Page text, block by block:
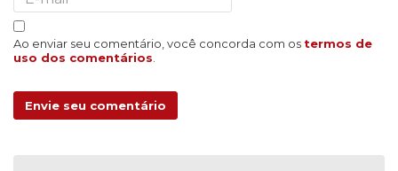
Ao enviar seu comentário, você concorda com os termos de
uso dos comentários
Envie seu comentário